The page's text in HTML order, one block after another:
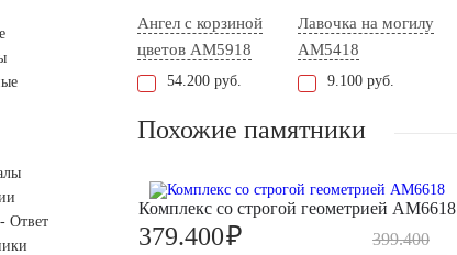
Ответ
Ангел с корзиной
цветов AM5918
54.200 руб.
Лавочка на могилу
AM5418
9.100 руб.
Похожие памятники
Комплекс со строгой геометрией AM6618
399.400
379.400₽